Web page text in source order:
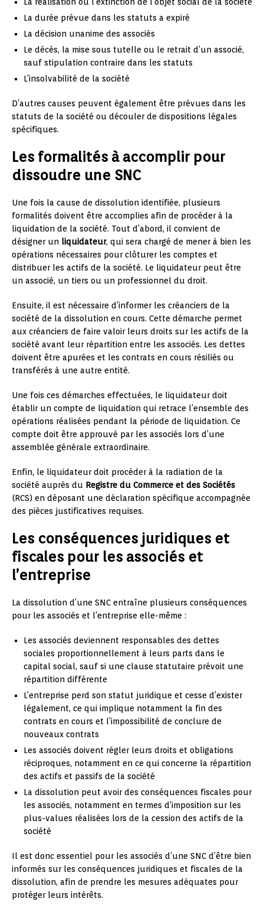
La durée prévue dans les statuts a expiré
La décision unanime des associés
Le décès, la mise sous tutelle ou le retrait d’un associé,
sauf stipulation contraire dans les statuts
L’insolvabilité de la société
D’autres causes peuvent également être prévues dans les
statuts de la société ou découler de dispositions légales
spécifiques.
Les formalités à accomplir pour
dissoudre une SNC
Une fois la cause de dissolution identifiée, plusieurs
formalités doivent être accomplies afin de procéder à la
liquidation de la société. Tout d’abord, il convient de
désigner un liquidateur, qui sera chargé de mener à bien les
opérations nécessaires pour clôturer les comptes et
distribuer les actifs de la société. Le liquidateur peut être
un associé, un tiers ou un professionnel du droit.
Ensuite, il est nécessaire d’informer les créanciers de la
société de la dissolution en cours. Cette démarche permet
aux créanciers de faire valoir leurs droits sur les actifs de la
société avant leur répartition entre les associés. Les dettes
doivent être apurées et les contrats en cours résiliés ou
transférés à une autre entité.
Une fois ces démarches effectuées, le liquidateur doit
établir un compte de liquidation qui retrace l’ensemble des
opérations réalisées pendant la période de liquidation. Ce
compte doit être approuvé par les associés lors d’une
assemblée générale extraordinaire.
Enfin, le liquidateur doit procéder à la radiation de la
société auprès du Registre du Commerce et des Sociétés
(RCS) en déposant une déclaration spécifique accompagnée
des pièces justificatives requises.
Les conséquences juridiques et
fiscales pour les associés et
l’entreprise
La dissolution d’une SNC entraîne plusieurs conséquences
pour les associés et l’entreprise elle-même :
Les associés deviennent responsables des dettes
sociales proportionnellement à leurs parts dans le
capital social, sauf si une clause statutaire prévoit une
répartition différente
L’entreprise perd son statut juridique et cesse d’exister
légalement, ce qui implique notamment la fin des
contrats en cours et l’impossibilité de conclure de
nouveaux contrats
Les associés doivent régler leurs droits et obligations
réciproques, notamment en ce qui concerne la répartition
des actifs et passifs de la société
La dissolution peut avoir des conséquences fiscales pour
les associés, notamment en termes d’imposition sur les
plus-values réalisées lors de la cession des actifs de la
société
Il est donc essentiel pour les associés d’une SNC d’être bien
informés sur les conséquences juridiques et fiscales de la
dissolution, afin de prendre les mesures adéquates pour
protéger leurs intérêts.